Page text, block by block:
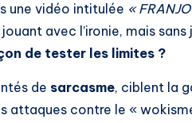
une vidéo intitulée «
avec l’ironie, mais
de tester les limites ?
de sarcasme, ciblent la
attaques contre le «